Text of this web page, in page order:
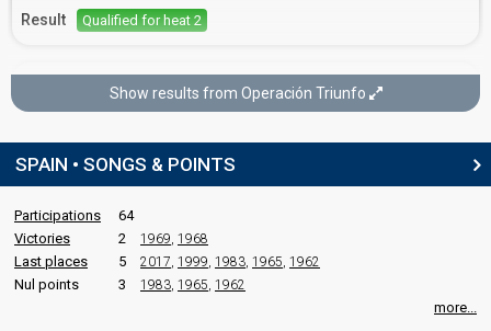
Result Qualified for heat 2
Operación Triunfo
Heat 2
21 January 2004
Result Qualified for the final
Place
Public percent 70.7%
Show results from Operación Triunfo
SPAIN • SONGS & POINTS
Participations
64
Victories
2 1969, 1968
Last places 5 2017, 1999, 1983, 1965, 1962
Nul points 3 1983, 1965, 1962
more...